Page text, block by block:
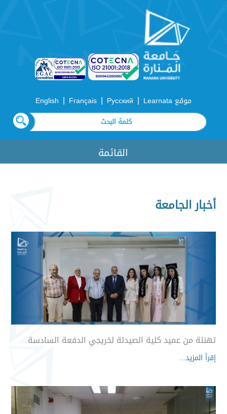
موقع Learnata |
Русский
|
Français
|
English
القائمة
أخبار الجامعة
تهنئة من عميد كلية الصيدلة لخريجي الدفعة السادسة
إقرأ المزيد...